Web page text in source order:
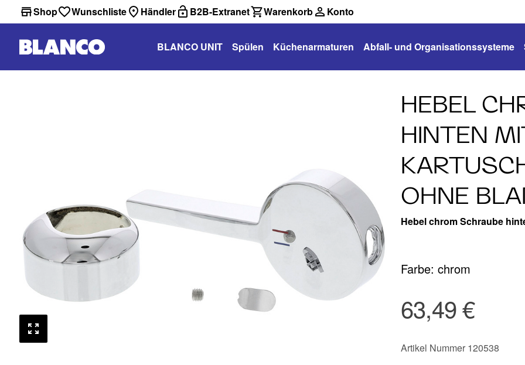
Shop Wunschliste Händler B2B-Extranet Warenkorb Konto
BLANCO UNIT Spülen Küchenarmaturen Abfall- und Organisationssysteme
HEBEL
HINTEN
OHNE
Hebel chrom Schraube
Farbe: chrom
63,49 €
Artikel Nummer 120538